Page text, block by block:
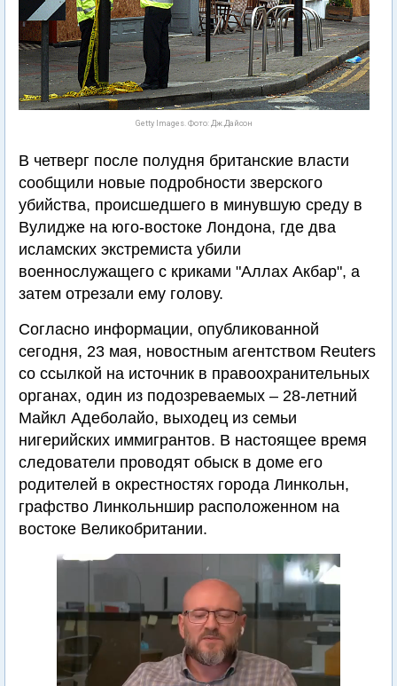
Getty Images. Фото: Дж.Дайсон
В четверг после полудня британские власти
сообщили новые подробности зверского
убийства, происшедшего в минувшую среду в
Вулидже на юго-востоке Лондона, где два
исламских экстремиста убили
военнослужащего с криками "Аллах Акбар", а
затем отрезали ему голову.
Согласно информации, опубликованной
сегодня, 23 мая, новостным агентством Reuters
со ссылкой на источник в правоохранительных
органах, один из подозреваемых – 28-летний
Майкл Адеболайо, выходец из семьи
нигерийских иммигрантов. В настоящее время
следователи проводят обыск в доме его
родителей в окрестностях города Линкольн,
графство Линкольншир расположенном на
востоке Великобритании.